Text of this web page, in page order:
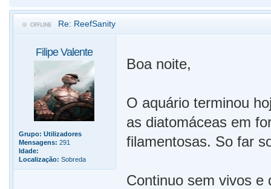
Re: ReefSanity
Filipe Valente
Grupo: Utilizadores
Mensagens: 291
Idade:
Localização: Sobreda
Boa noite,
O aquário terminou
as diatomáceas em
filamentosas. So far
Continuo sem vivos e